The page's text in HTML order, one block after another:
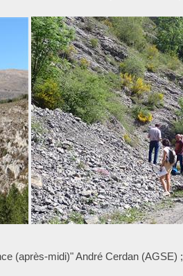
(après-midi)" André Cerdan (AGSE) ;